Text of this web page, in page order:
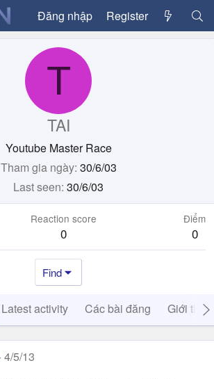
Đăng nhập Register
T
TAI
Youtube Master Race
Tham gia ngày 30/6/03
Last seen 30/6/03
Reaction score
0
Điểm
0
Find
Latest activity Các bài đăng Giới thiệu
4/5/13